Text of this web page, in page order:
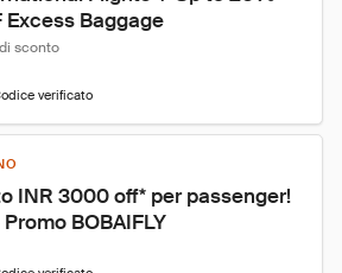
Excess Baggage
sconto
verificato
INR 3000 off* per passenger!
Promo BOBAIFLY